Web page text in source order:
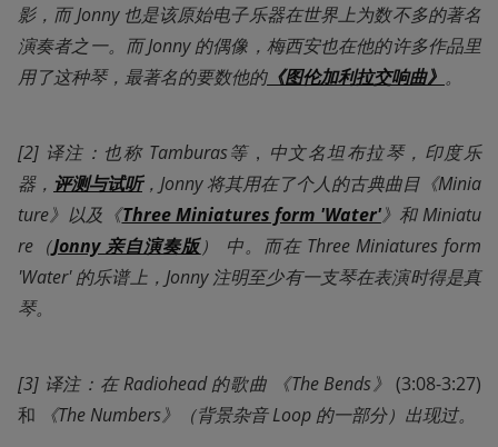
影，而 Jonny 也是该原始电子乐器在世界上为数不多的著名
演奏者之一。而 Jonny 的偶像，梅西安也在他的许多作品里
用了这种琴，最著名的要数他的《图伦加利拉交响曲》 。
[2] 译注：也称 Tamburas等， 中文名坦布拉琴，印度乐
器， 评测与试听，Jonny 将其用在了个人的古典曲目《Minia
ture》以及《Three Miniatures form 'Water'》和 Miniatu
re（Jonny 亲自演奏版） 中。而在 Three Miniatures form
'Water' 的乐谱上，Jonny 注明至少有一支琴在表演时得是真
琴。
[3] 译注：在 Radiohead 的歌曲 《The Bends》 (3:08-3:27)
和 《The Numbers》（背景杂音 Loop 的一部分）出现过。